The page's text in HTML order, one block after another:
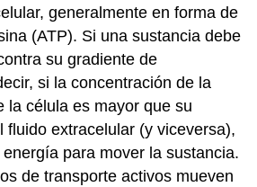
generalmente en forma de
(ATP). Si una sustancia debe
su gradiente de
si la concentración de la
la célula es mayor que su
fluido extracelular (y viceversa),
para mover la sustancia.
de transporte activos mueven